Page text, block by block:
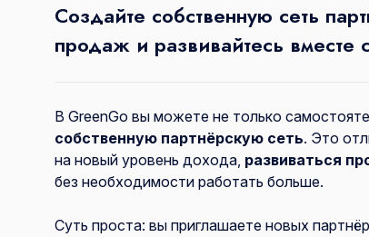
Создайте собственную сеть
продаж и развивайтесь вместе
В GreenGo вы можете не только
собственную партнёрскую сеть. Это
на новый уровень дохода, развиваться
без необходимости работать больше.
Суть проста: вы приглашаете новых